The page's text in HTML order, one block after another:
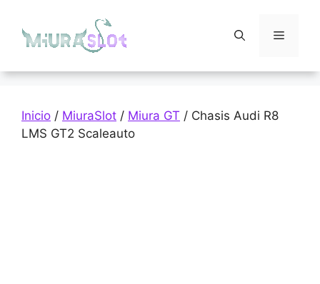
contenido
Menú
Inicio / MiuraSlot / Miura GT / Chasis Audi R8
LMS GT2 Scaleauto